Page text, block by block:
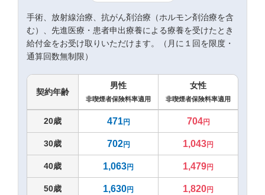
手術、放射線治療、抗がん剤治療（ホルモン剤治療を含
む）、先進医療・患者申出療養による療養を受けたとき
給付金をお受け取りいただけます。（月に１回を限度・
通算回数無制限）
契約年齢
男性
非喫煙者保険料率適用
女性
非喫煙者保険料率適用
20歳 471円 704円
30歳 702円 1,043円
40歳 1,063円 1,479円
50歳 1,630円 1,820円